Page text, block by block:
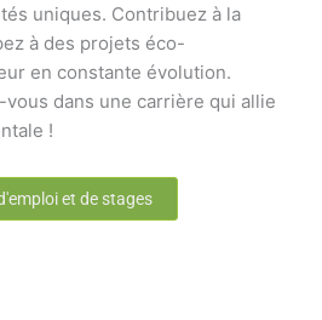
uniques. Contribuez à la
à des projets éco-
en constante évolution.
dans une carrière qui allie
!
et de stages